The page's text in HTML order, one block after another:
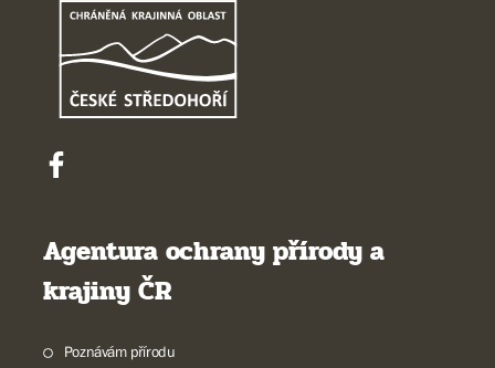
Agentura ochrany přírody a
krajiny ČR
Poznávám přírodu